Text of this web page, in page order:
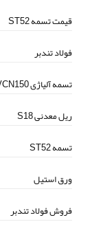
قیمت تسمه ST52
فولاد تندبر
تسمه آلیاژی VCN150
ریل معدنی S18
تسمه ST52
ورق استیل
فروش فولاد تندبر